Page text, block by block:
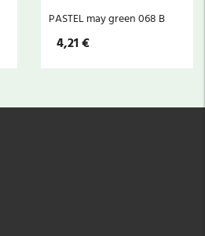
PASTEL may green 068 B
4,21 €